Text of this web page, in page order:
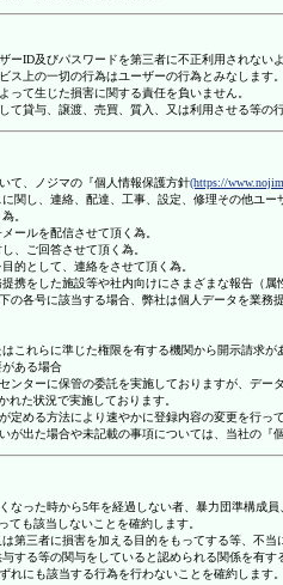
ID及びパスワードを第三者に不正利用されない
上の一切の行為はユーザーの行為とみなします。
て生じた損害に関する責任を負いません。
貸与、譲渡、売買、質入、又は利用させる等の
て、ノジマの『個人情報保護方針(https://
関し、連絡、配達、工事、設定、修理その他ユー
。
ールを配信させて頂く為。
、ご回答させて頂く為。
的として、連絡をさせて頂く為。
携をした施設等や社内向けにさまざまな報告（
各号に該当する場合、弊社は個人データを業務
これらに準じた権限を有する機関から開示請求が
ある場合
ターに保管の委託を実施しておりますが、デ
た状況で実施しております。
定める方法により速やかに登録内容の変更を行
出た場合や未記載の事項については、当社の『
なった時から5年を経過しない者、暴力団準構
も該当しないことを確約します。
第三者に損害を加える目的をもってする等、不
する等の関与をしていると認められる関係を有す
にも該当する行為を行わないことを確約します。